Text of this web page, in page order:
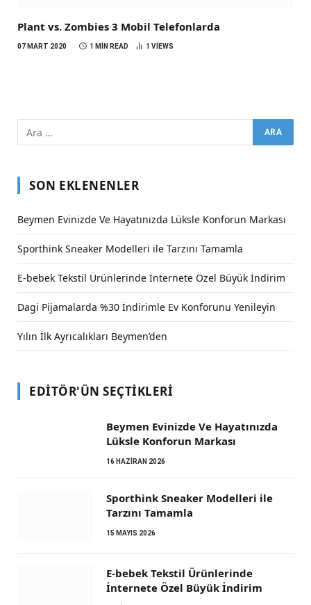
Plant vs. Zombies 3 Mobil Telefonlarda
07 MART 2020 1 MIN READ 1 VIEWS
SON EKLENENLER
Beymen Evinizde Ve Hayatınızda Lüksle Konforun Markası
Sporthink Sneaker Modelleri ile Tarzını Tamamla
E-bebek Tekstil Ürünlerinde İnternete Özel Büyük İndirim
Dagi Pijamalarda %30 İndirimle Ev Konforunu Yenileyin
Yılın İlk Ayrıcalıkları Beymen’den
EDITÖR'ÜN SEÇTIKLERI
Beymen Evinizde Ve Hayatınızda
Lüksle Konforun Markası
16 HAZIRAN 2026
Sporthink Sneaker Modelleri ile
Tarzını Tamamla
15 MAYIS 2026
E-bebek Tekstil Ürünlerinde
İnternete Özel Büyük İndirim